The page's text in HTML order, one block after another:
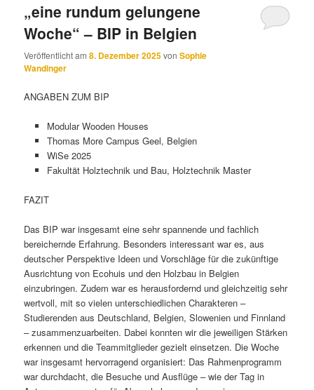
„eine rundum gelungene
Woche“ – BIP in Belgien
Veröffentlicht am8. Dezember 2025vonSophie
Wandinger
ANGABEN ZUM BIP
Modular Wooden Houses
Thomas More Campus Geel, Belgien
WiSe 2025
Fakultät Holztechnik und Bau, Holztechnik Master
FAZIT
Das BIP war insgesamt eine sehr spannende und fachlich
bereichernde Erfahrung. Besonders interessant war es, aus
deutscher Perspektive Ideen und Vorschläge für die zukünftige
Ausrichtung von Ecohuis und den Holzbau in Belgien
einzubringen. Zudem war es herausfordernd und gleichzeitig sehr
wertvoll, mit so vielen unterschiedlichen Charakteren –
Studierenden aus Deutschland, Belgien, Slowenien und Finnland
– zusammenzuarbeiten. Dabei konnten wir die jeweiligen Stärken
erkennen und die Teammitglieder gezielt einsetzen. Die Woche
war insgesamt hervorragend organisiert: Das Rahmenprogramm
war durchdacht, die Besuche und Ausflüge – wie der Tag in